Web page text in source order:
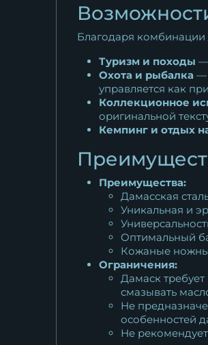
Благодаря комбинации
Туризм и походы —
Охота и рыбалка —
управляется как
Коллекционное
оригинальной
Кемпинг и отдых
Преимущества:
Дамасская
Уникальная и
Оптимальный
Кожаные
Ограничения:
Дамаск
смазывать
Не
особенностей
Не